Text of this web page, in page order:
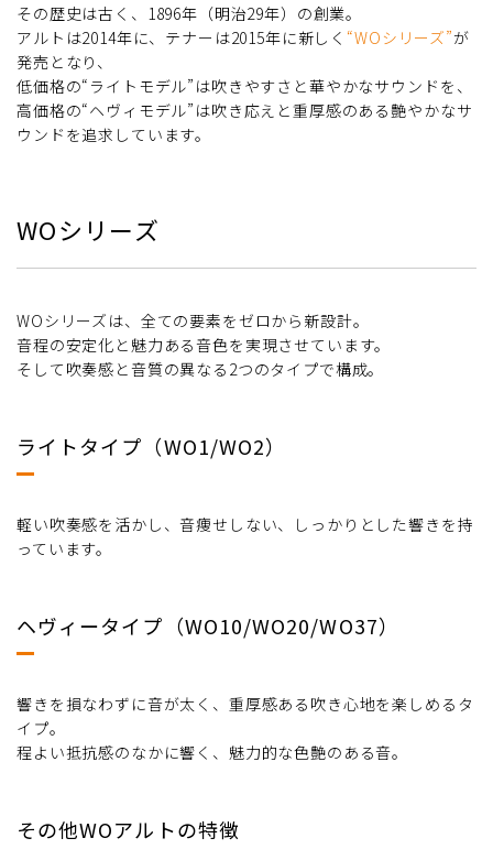
その歴史は古く、1896年（明治29年）の創業。
アルトは2014年に、テナーは2015年に新しく “WOシリーズ”が
発売となり、
低価格の“ライトモデル”は吹きやすさと華やかなサウンドを、
高価格の“ヘヴィモデル”は吹き応えと重厚感のある艶やかなサ
ウンドを追求しています。
WOシリーズ
WOシリーズは、全ての要素をゼロから新設計。
音程の安定化と魅力ある音色を実現させています。
そして吹奏感と音質の異なる2つのタイプで構成。
ライトタイプ（WO1/WO2）
軽い吹奏感を活かし、音痩せしない、しっかりとした響きを持
っています。
ヘヴィータイプ（WO10/WO20/WO37）
響きを損なわずに音が太く、重厚感ある吹き心地を楽しめるタ
イプ。
程よい抵抗感のなかに響く、魅力的な色艶のある音。
その他WOアルトの特徴